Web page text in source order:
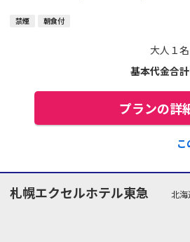
禁煙 朝食付
大人１名
基本代金合計
プランの詳
札幌エクセルホテル東急
北